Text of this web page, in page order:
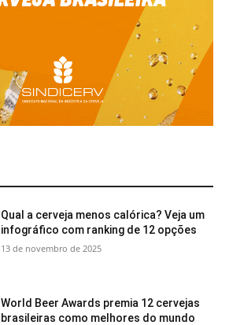
Qual a cerveja menos calórica? Veja um
infográfico com ranking de 12 opções
13 de novembro de 2025
World Beer Awards premia 12 cervejas
brasileiras como melhores do mundo